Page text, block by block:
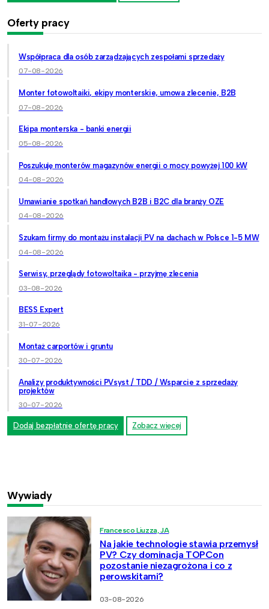
Oferty pracy
Współpraca dla osób zarządzających zespołami sprzedaży
07-08-2026
Monter fotowoltaiki, ekipy monterskie, umowa zlecenie, B2B
07-08-2026
Ekipa monterska - banki energii
05-08-2026
Poszukuję monterów magazynów energii o mocy powyżej 100 kW
04-08-2026
Umawianie spotkań handlowych B2B i B2C dla branży OZE
04-08-2026
Szukam firmy do montażu instalacji PV na dachach w Polsce 1-5 MW
04-08-2026
Serwisy, przeglądy fotowoltaika - przyjmę zlecenia
03-08-2026
BESS Expert
31-07-2026
Montaż carportów i gruntu
30-07-2026
Analizy produktywności PVsyst / TDD / Wsparcie z sprzedaży
projektów
30-07-2026
Dodaj bezpłatnie ofertę pracy Zobacz więcej
Wywiady
Francesco Liuzza, JA
Na jakie technologie stawia przemysł
PV? Czy dominacja TOPCon
pozostanie niezagrożona i co z
perowskitami?
03-08-2026